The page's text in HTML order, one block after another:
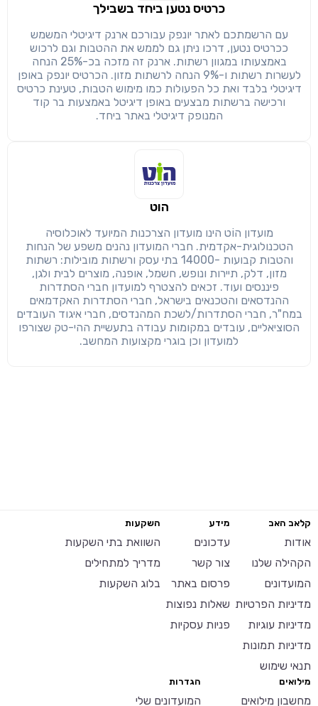
כרטיס נטען ביחד בשבילך
עם הרשמתכם לאתר יונפק עבורכם ארנק דיגיטלי המשמש
ככרטיס נטען, דרכו ניתן גם לממש את ההטבות וגם לרכוש
באמצעותו במגוון רשתות. ארנק זה מזכה בכ-25% הנחה
לעשרות רשתות ו-9% הנחה לרשתות מזון. הכרטיס יונפק באופן
דיגיטלי בלבד ואת כל הפעולות כמו מימוש הטבות, טעינת כרטיס
ורכישה ברשתות מבצעים באופן דיגיטל באמצעות בר קוד
המנופק דיגיטלי באתר ביחד.
הוט
מועדון הוֹט הינו מועדון הצרכנות המיועד לאוכלוסיה
הטכנולוגית-אקדמית. חברי המועדון נהנים משפע של הנחות
והטבות קבועות -14000 בתי עסק ורשתות מובילות: רשתות
מזון, דלק, תיירות ונופש, חשמל, אופנה, מוצרים לבית ולגן,
פיננסים ועוד. זכאים להצטרף למועדון חברי הסתדרות
ההנדסאים והטכנאים בישראל, חברי הסתדרות האקדמאים
במח"ר, חברי הסתדרות/לשכת המהנדסים, חברי איגוד העובדים
הסוציאליים, עובדים במקומות עבודה בתעשיית ההי-טק שצורפו
למועדון וכן בוגרי מקצועות המחשב.
קלאב האב
אודות
הקהילה שלנו
המועדונים
מדיניות הפרטיות
מדיניות עוגיות
מדיניות תמונות
תנאי שימוש
מידע
עדכונים
צור קשר
פרסום באתר
שאלות נפוצות
פניות עסקיות
השקעות
השוואת בתי השקעות
מדריך למתחילים
בלוג השקעות
מילואים
מחשבון מילואים
הגדרות
המועדונים שלי